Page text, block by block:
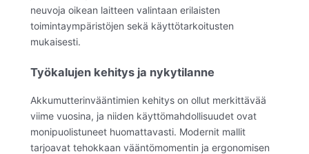
neuvoja oikean laitteen valintaan erilaisten
toimintaympäristöjen sekä käyttötarkoitusten
mukaisesti.
Työkalujen kehitys ja nykytilanne
Akkumutterinvääntimien kehitys on ollut merkittävää
viime vuosina, ja niiden käyttömahdollisuudet ovat
monipuolistuneet huomattavasti. Modernit mallit
tarjoavat tehokkaan vääntömomentin ja ergonomisen